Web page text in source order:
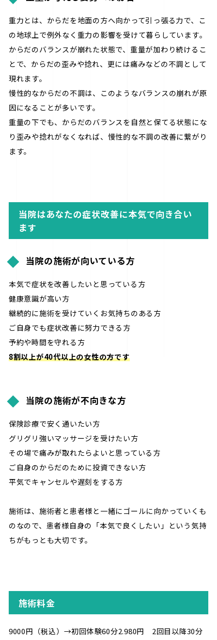
重力とは、からだを地面の方へ向かって引っ張る力で、こ
の地球上で例外なく重力の影響を受けて暮らしています。
からだのバランスが崩れた状態で、重量が加わり続けるこ
とで、からだの歪みや捻れ、更には痛みなどの不調として
現れます。
慢性的なからだの不調は、このようなバランスの崩れが原
因になることが多いです。
重量の下でも、からだのバランスを自然と保てる状態にな
り歪みや捻れがなくなれば、慢性的な不調の改善に繋がり
ます。
当院はあなたの症状改善に本気で向き合い
ます
当院の施術が向いている方
本気で症状を改善したいと思っている方
健康意識が高い方
継続的に施術を受けていくお気持ちのある方
ご自身でも症状改善に努力できる方
予約や時間を守れる方
8割以上が40代以上の女性の方です
当院の施術が不向きな方
保険診療で安く通いたい方
グリグリ強いマッサージを受けたい方
その場で痛みが取れたらよいと思っている方
ご自身のからだのために投資できない方
平気でキャンセルや遅刻をする方
施術は、施術者と患者様と一緒にゴールに向かっていくも
のなので、患者様自身の「本気で良くしたい」という気持
ちがもっとも大切です。
施術料金
9000円（税込）→初回体験60分2.980円 2回目以降30分